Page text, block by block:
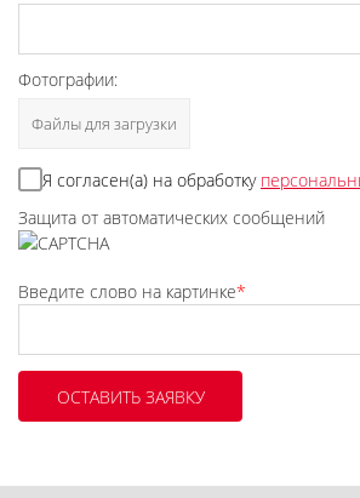
Фотографии:
Файлы для загрузки
Я согласен(а) на обработку
Защита от автоматических сообщений
Введите слово на картинке*